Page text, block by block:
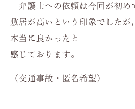
弁護士への依頼は今回が初め
敷居が高いという印象でしたが
本当に良かったと
感じております。
（交通事故・匿名希望）